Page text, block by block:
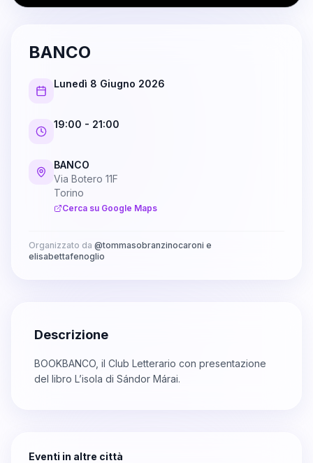
BANCO
Lunedì 8 Giugno 2026
19:00 - 21:00
BANCO
Via Botero 11F
Torino
Cerca su Google Maps
Organizzato da @tommasobranzinocaroni e
elisabettafenoglio
Descrizione
BOOKBANCO, il Club Letterario con presentazione
del libro L’isola di Sándor Márai.
Eventi in altre città